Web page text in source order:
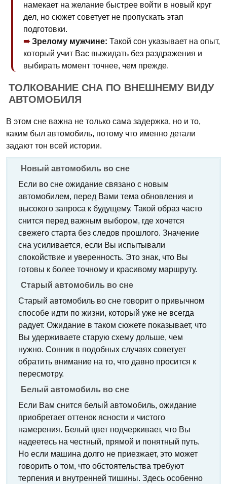
намекает на желание быстрее войти в новый круг
дел, но сюжет советует не пропускать этап
подготовки.
Зрелому мужчине: Такой сон указывает на опыт,
который учит Вас выжидать без раздражения и
выбирать момент точнее, чем прежде.
ТОЛКОВАНИЕ СНА ПО ВНЕШНЕМУ ВИДУ
АВТОМОБИЛЯ
В этом сне важна не только сама задержка, но и то,
каким был автомобиль, потому что именно детали
задают тон всей истории.
Новый автомобиль во сне
Если во сне ожидание связано с новым
автомобилем, перед Вами тема обновления и
высокого запроса к будущему. Такой образ часто
снится перед важным выбором, где хочется
свежего старта без следов прошлого. Значение
сна усиливается, если Вы испытывали
спокойствие и уверенность. Это знак, что Вы
готовы к более точному и красивому маршруту.
Старый автомобиль во сне
Старый автомобиль во сне говорит о привычном
способе идти по жизни, который уже не всегда
радует. Ожидание в таком сюжете показывает, что
Вы удерживаете старую схему дольше, чем
нужно. Сонник в подобных случаях советует
обратить внимание на то, что давно просится к
пересмотру.
Белый автомобиль во сне
Если Вам снится белый автомобиль, ожидание
приобретает оттенок ясности и чистого
намерения. Белый цвет подчеркивает, что Вы
надеетесь на честный, прямой и понятный путь.
Но если машина долго не приезжает, это может
говорить о том, что обстоятельства требуют
терпения и внутренней тишины. Здесь особенно